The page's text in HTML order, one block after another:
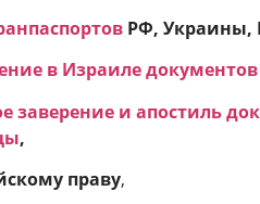
РФ, Украины,
в Израиле
заверение и апостиль
,
праву,